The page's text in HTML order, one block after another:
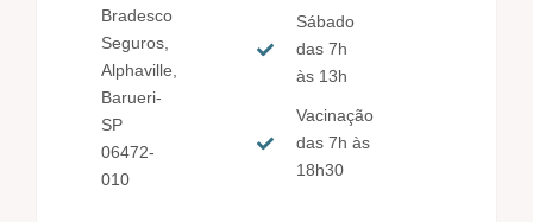
Bradesco
Seguros,
Alphaville,
Barueri-
SP
06472-
010
Sábado
das 7h
às 13h
Vacinação
das 7h às
18h30